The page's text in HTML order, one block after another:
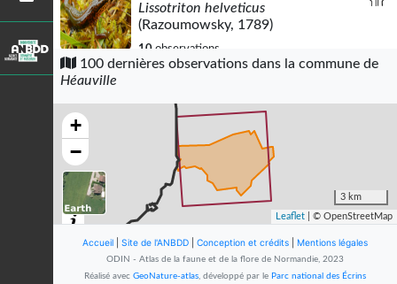
Lissotriton helveticus
(Razoumowsky, 1789)
10 observations
Dernière observation en2020 Fiche espèce
Anthus pratensis(Linnaeus, 1758)
observations
Dernière observation en
2025
Rougegorge familier
Erithacus rubecula
(Linnaeus, 1758)
Dernière observation en
100 dernières observations dans la commune de
Héauville
+
−
3 km
Leaflet | © OpenStreetMap
Accueil Site de l'ANBDD Conception et crédits Mentions légales
ODIN - Atlas de la faune et de la flore de Normandie, 2023
Réalisé avec GeoNature-atlas, développé par le Parc national des Écrins